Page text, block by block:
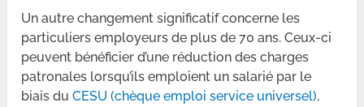
Un autre changement significatif concerne les
particuliers employeurs de plus de 70 ans. Ceux-ci
peuvent bénéficier d’une réduction des charges
patronales lorsqu’ils emploient un salarié par le
biais duCESU (chèque emploi service universel),